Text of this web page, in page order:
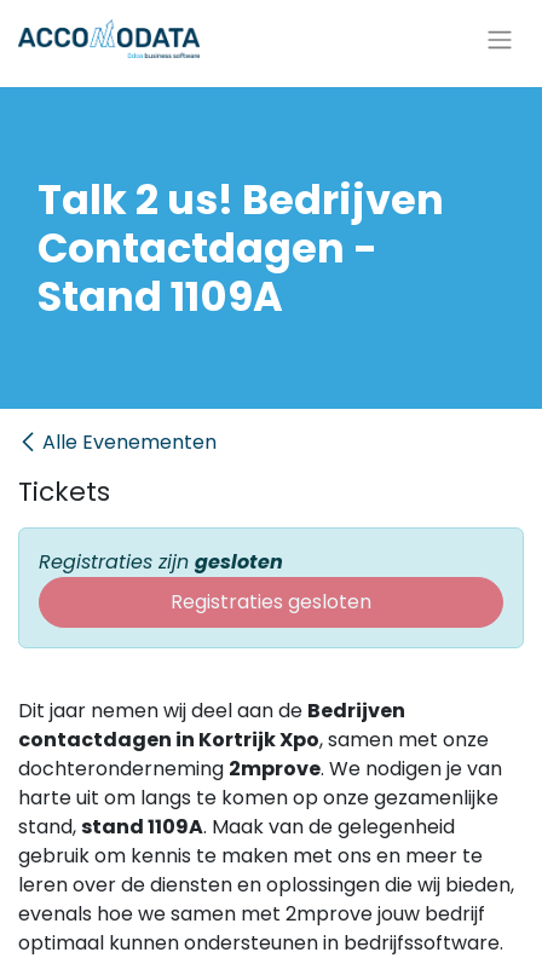
Overslaan naar inhoud
Talk 2 us! Bedrijven
Contactdagen -
Stand 1109A
Alle Evenementen
Tickets
Registraties zijn gesloten
Registraties gesloten
Dit jaar nemen wij deel aan de Bedrijven
contactdagen in Kortrijk Xpo, samen met onze
dochteronderneming 2mprove. We nodigen je van
harte uit om langs te komen op onze gezamenlijke
stand,stand 1109A. Maak van de gelegenheid
gebruik om kennis te maken met ons en meer te
leren over de diensten en oplossingen die wij bieden,
evenals hoe we samen met 2mprove jouw bedrijf
optimaal kunnen ondersteunen in bedrijfssoftware.